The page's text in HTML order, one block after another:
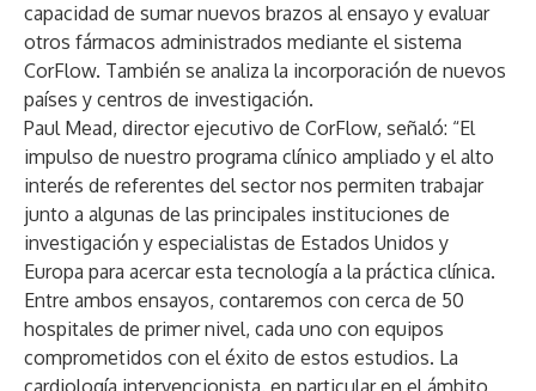
capacidad de sumar nuevos brazos al ensayo y evaluar
otros fármacos administrados mediante el sistema
CorFlow. También se analiza la incorporación de nuevos
países y centros de investigación.
Paul Mead, director ejecutivo de CorFlow, señaló: “El
impulso de nuestro programa clínico ampliado y el alto
interés de referentes del sector nos permiten trabajar
junto a algunas de las principales instituciones de
investigación y especialistas de Estados Unidos y
Europa para acercar esta tecnología a la práctica clínica.
Entre ambos ensayos, contaremos con cerca de 50
hospitales de primer nivel, cada uno con equipos
comprometidos con el éxito de estos estudios. La
cardiología intervencionista, en particular en el ámbito